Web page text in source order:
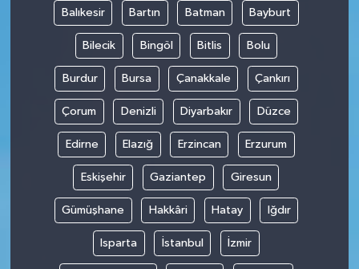
Balıkesir Bartın Batman Bayburt
Bilecik Bingöl Bitlis Bolu
Burdur Bursa Çanakkale Çankırı
Çorum Denizli Diyarbakır Düzce
Edirne Elazığ Erzincan Erzurum
Eskişehir Gaziantep Giresun
Gümüşhane Hakkâri Hatay Iğdır
Isparta İstanbul İzmir